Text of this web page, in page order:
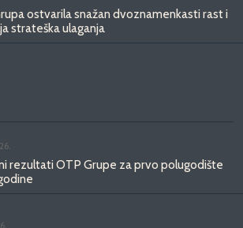
ostvarila snažan dvoznamenkasti rast i
strateška ulaganja
rezultati OTP Grupe za prvo polugodište